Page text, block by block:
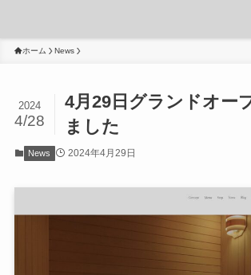
ホーム News
4月29日グランドオー
ました
2024
4/28
News 2024年4月29日